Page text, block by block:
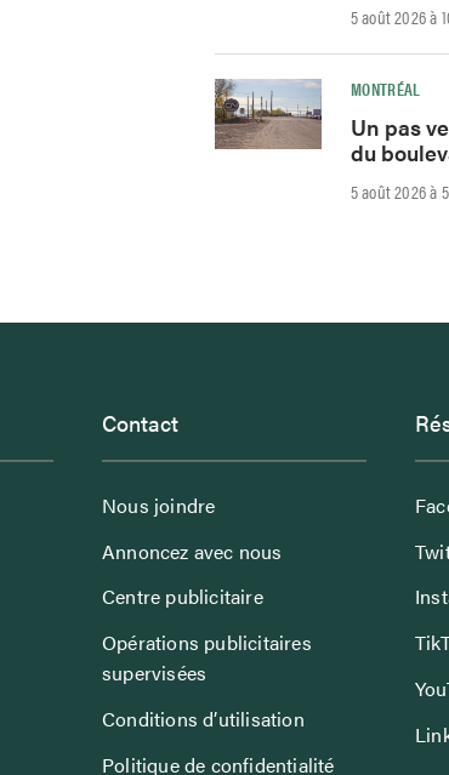
5 août 2026 à
MONTRÉAL
Un pas
du
5 août 2026 à
Contact
Nous joindre
Annoncez avec nous
Centre publicitaire
Opérations publicitaires
supervisées
Conditions d’utilisation
Politique de confidentialité